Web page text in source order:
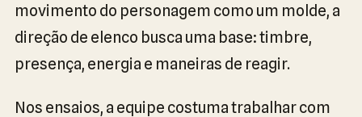
movimento do personagem como um molde, a
direção de elenco busca uma base: timbre,
presença, energia e maneiras de reagir.
Nos ensaios, a equipe costuma trabalhar com